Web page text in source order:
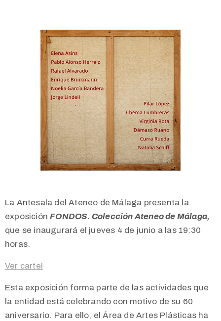
La Antesala del Ateneo de Málaga presenta la
exposiciónFONDOS. Colección Ateneo de Málaga,
que se inaugurará el jueves 4 de junio a las 19:30
horas.
Ver cartel
Esta exposición forma parte de las actividades que
la entidad está celebrando con motivo de su 60
aniversario. Para ello, el Área de Artes Plásticas ha